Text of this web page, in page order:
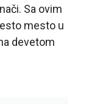
Sa ovim
mesto u
devetom